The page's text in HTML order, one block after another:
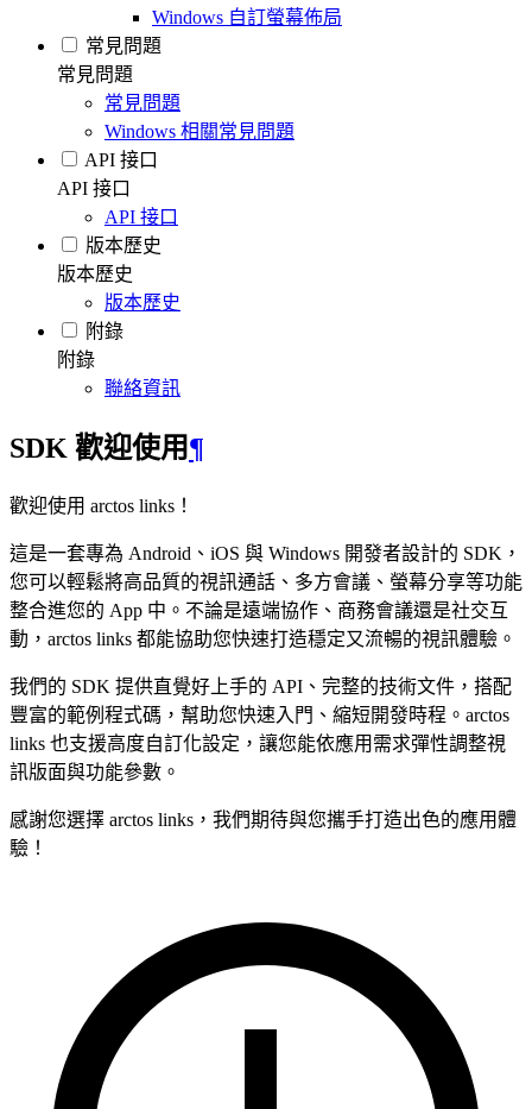
Windows 自訂螢幕佈局
常見問題
常見問題
常見問題
Windows 相關常見問題
API 接口
API 接口
API 接口
版本歷史
版本歷史
版本歷史
附錄
附錄
聯絡資訊
SDK 歡迎使用¶
歡迎使用 arctos links！
這是一套專為 Android、iOS 與 Windows 開發者設計的 SDK，
您可以輕鬆將高品質的視訊通話、多方會議、螢幕分享等功能
整合進您的 App 中。不論是遠端協作、商務會議還是社交互
動，arctos links 都能協助您快速打造穩定又流暢的視訊體驗。
我們的 SDK 提供直覺好上手的 API、完整的技術文件，搭配
豐富的範例程式碼，幫助您快速入門、縮短開發時程。arctos
links 也支援高度自訂化設定，讓您能依應用需求彈性調整視
訊版面與功能參數。
感謝您選擇 arctos links，我們期待與您攜手打造出色的應用體
驗！